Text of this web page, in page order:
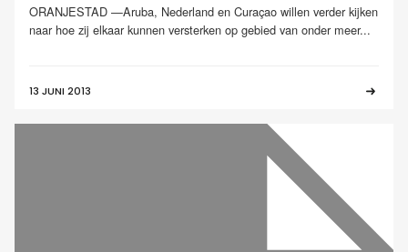
ORANJESTAD —Aruba, Nederland en Curaçao willen verder kijken
naar hoe zij elkaar kunnen versterken op gebied van onder meer...
13 JUNI 2013